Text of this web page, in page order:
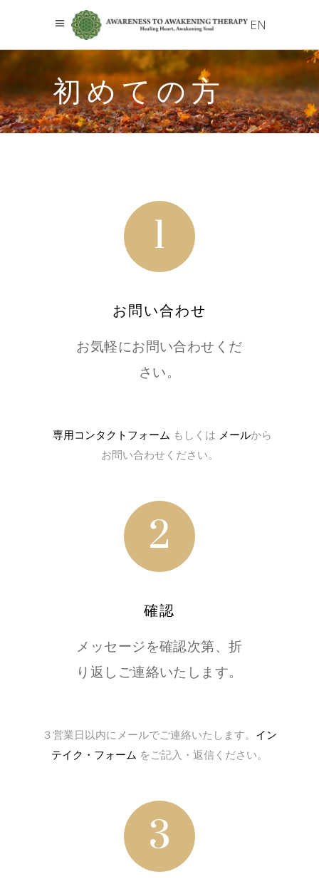
EN
初めての方
1
お問い合わせ
お気軽にお問い合わせくだ
さい。
専用コンタクトフォーム もしくは メールから
お問い合わせください。
2
確認
メッセージを確認次第、折
り返しご連絡いたします。
３営業日以内にメールでご連絡いたします。 イン
テイク・フォーム をご記入・返信ください。
3